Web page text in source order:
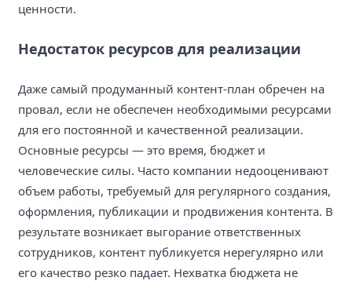
ценности.
Недостаток ресурсов для реализации
Даже самый продуманный контент-план обречен на
провал, если не обеспечен необходимыми ресурсами
для его постоянной и качественной реализации.
Основные ресурсы — это время, бюджет и
человеческие силы. Часто компании недооценивают
объем работы, требуемый для регулярного создания,
оформления, публикации и продвижения контента. В
результате возникает выгорание ответственных
сотрудников, контент публикуется нерегулярно или
его качество резко падает. Нехватка бюджета не